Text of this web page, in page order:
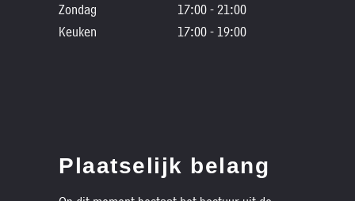
Zondag
17:00 - 21:00
Keuken
17:00 - 19:00
Plaatselijk belang